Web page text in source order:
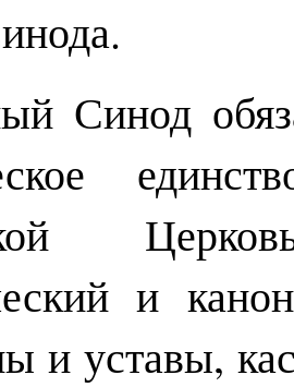
Синод
и
и уставы,